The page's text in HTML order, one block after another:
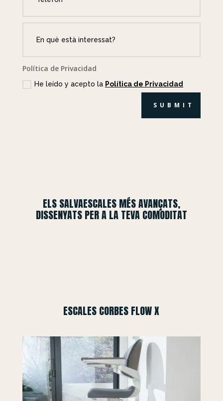
Política de Privacidad
He leído y acepto la Política de Privacidad
SUBMIT
ELS SALVAESCALES MÉS AVANÇATS,
DISSENYATS PER A LA TEVA COMODITAT
ESCALES CORBES FLOW X